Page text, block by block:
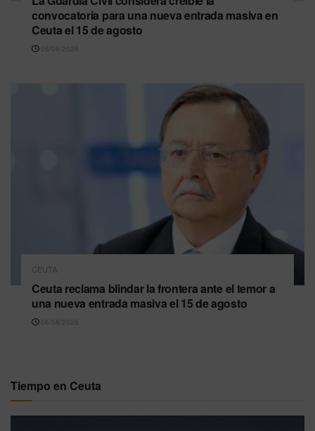
convocatoria para una nueva entrada masiva en
Ceuta el 15 de agosto
06/08/2026
CEUTA
Ceuta reclama blindar la frontera ante el temor a
una nueva entrada masiva el 15 de agosto
06/08/2026
Tiempo en Ceuta